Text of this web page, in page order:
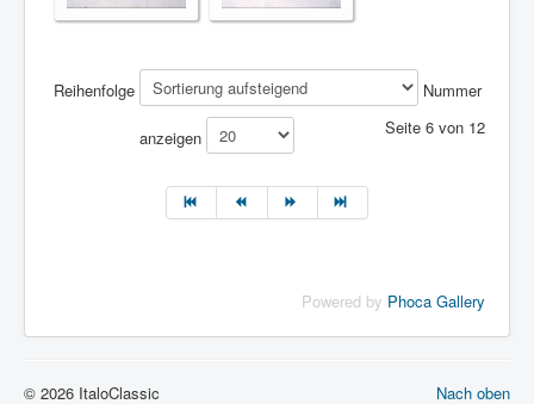
Reihenfolge Nummer
anzeigen Seite 6 von 12
Powered by Phoca Gallery
Nach oben
© 2026 ItaloClassic